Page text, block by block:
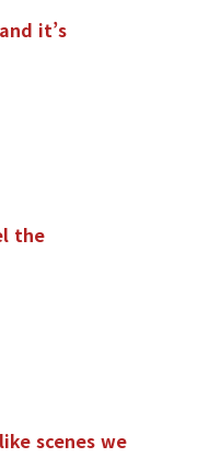
and it’s
l the
like scenes we